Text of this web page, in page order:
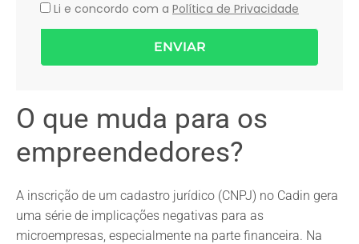
Li e concordo com a Política de Privacidade
ENVIAR
O que muda para os
empreendedores?
A inscrição de um cadastro jurídico (CNPJ) no Cadin gera
uma série de implicações negativas para as
microempresas, especialmente na parte financeira. Na